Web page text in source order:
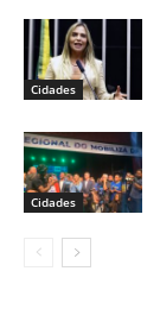
Cidades
Cidades